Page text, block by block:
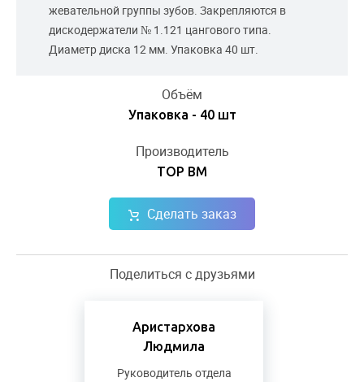
Объём
Упаковка - 40 шт
Производитель
ТОР ВМ
Сделать заказ
Поделиться с друзьями
Аристархова
Людмила
Руководитель отдела
жевательной группы зубов. Закрепляются в
дискодержатели № 1.121 цангового типа.
Диаметр диска 12 мм. Упаковка 40 шт.